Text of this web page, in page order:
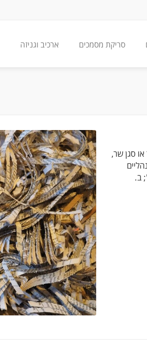
סריקת מסמכים ארכיב וגניזה
כל תיקי לשכת שר או סגן שר,
ב.